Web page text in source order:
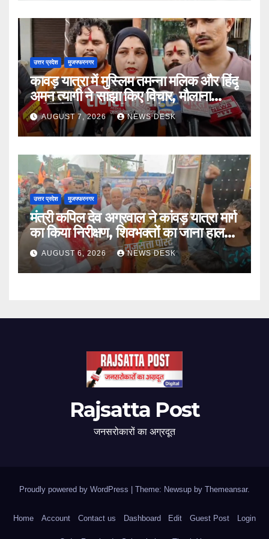
उत्तर प्रदेश मुजफ्फरनगर
कावड़ यात्रा में मुस्लिम तमन्ना मलिक और हिंदू
अमन त्यागी ने साझा किए विचार, मौलाना
रशीदी के बयान का किया विरोध
AUGUST 7, 2026 NEWS DESK
उत्तर प्रदेश मुजफ्फरनगर
मंत्री कपिल देव अग्रवाल ने कांवड़ यात्रा मार्ग
का किया निरीक्षण, शिवभक्तों का जाना हाल-
चालAUGUST 6, 2026 NEWS DESK
Rajsatta Post
जनसरोकारों का अग्रदूत
Proudly powered by WordPress Theme: Newsup by Themeansar.
Home Account Contact us Dashboard Edit Guest Post Login